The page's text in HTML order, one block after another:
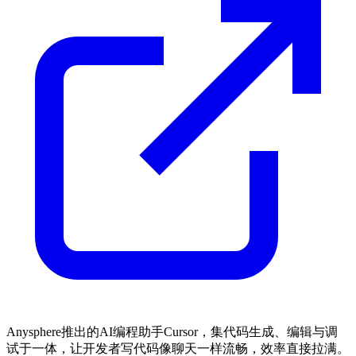
Anysphere推出的AI编程助手Cursor，集代码生成、编辑与调
试于一体，让开发者写代码像聊天一样流畅，效率直接拉满。